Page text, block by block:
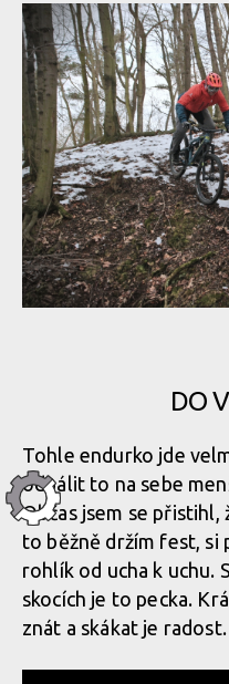
Rock Machine BLIZZARD 90-
Rock Machine BLIZZARD 90-
Rock Machine BLIZZARD 90-
Rock Machine BLIZZARD 90-
Rock Machine BLIZZARD 90-
Rock Machine BLIZZARD 90-
Rock Machine BLIZZARD 90-
Rock Machine BLIZZARD 90-
Rock Machine BLIZZARD 90-
Rock Machine BLIZZARD 90-
DO
Tohle endurko jde
odpálit to na sebe
Občas jsem se přistihl,
to běžně držím fest, si
rohlík od ucha k uchu.
skocích je to pecka.
znát a skákat je radost.